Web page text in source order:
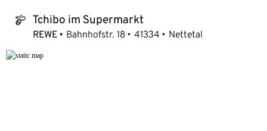
tchibo_logo Tchibo im Supermarkt
REWE Bahnhofstr. 18 41334 Nettetal